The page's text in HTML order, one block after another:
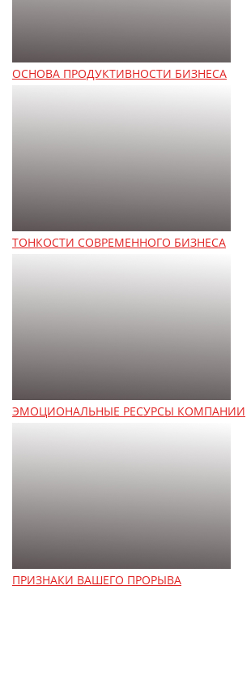
ОСНОВА ПРОДУКТИВНОСТИ БИЗНЕСА
ТОНКОСТИ СОВРЕМЕННОГО БИЗНЕСА
ЭМОЦИОНАЛЬНЫЕ РЕСУРСЫ КОМПАНИИ
ПРИЗНАКИ ВАШЕГО ПРОРЫВА